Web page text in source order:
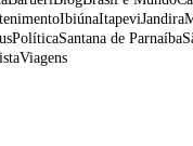
IbiúnaItapeviJandira
PolíticaSantana de Parnaíba
Viagens